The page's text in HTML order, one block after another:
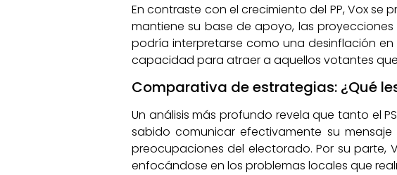
En contraste con el crecimiento del PP, Vox
mantiene su base de apoyo, las
podría interpretarse como una desinflación
capacidad para atraer a aquellos votantes
Comparativa de estrategias: ¿Qué
Un análisis más profundo revela que tanto el
sabido comunicar efectivamente su
preocupaciones del electorado. Por su parte,
enfocándose en los problemas locales que